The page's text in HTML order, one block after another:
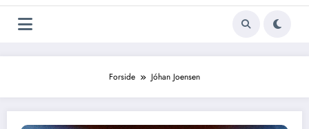
Forside Jóhan Joensen